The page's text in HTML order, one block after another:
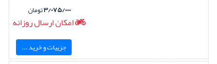
۳/۰۷۵/۰۰۰تومان
امکان ارسال روزانه
جزییات و خرید ...